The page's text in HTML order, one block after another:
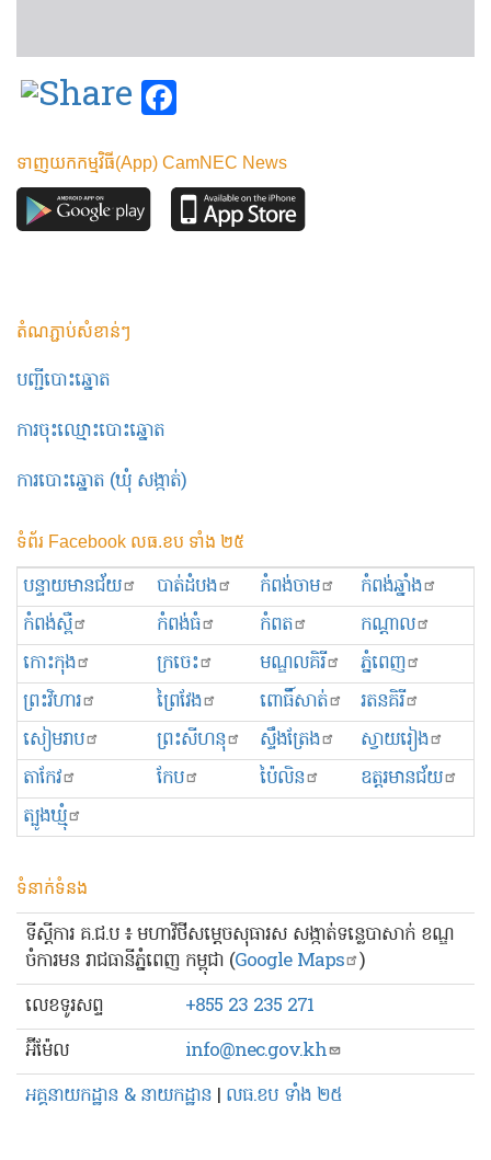
ទាញយកកម្មវិធី(App) CamNEC News
តំណភ្ជាប់សំខាន់ៗ
បញ្ជីបោះឆ្នោត
ការចុះឈ្មោះបោះឆ្នោត
ការបោះឆ្នោត (ឃុំ សង្កាត់)
ទំព័រ Facebook លធ.ខប ទាំង ២៥
បន្ទាយមានជ័យ បាត់ដំបង កំពង់ចាម
កំពង់ឆ្នាំង
កំពង់ស្ពឺ
កំពង់ធំ កំពត
កណ្ដាល
កោះកុង
ក្រចេះ មណ្ឌលគិរី
ភ្នំពេញ
ព្រះ​វិហារ
ព្រៃវែង ពោធិ៍សាត់
រតនគិរី
សៀមរាប
ព្រះសីហនុ ស្ទឹងត្រែង
ស្វាយរៀង
តាកែវ
កែប ប៉ៃលិន
ឧត្ដរមានជ័យ
ត្បូងឃ្មុំ
ទំនាក់ទំនង
ទីស្ដីការ គ.ជ.ប ៖ មហាវិថីសម្ដេចសុធារស សង្កាត់ទន្លេបាសាក់ ខណ្ឌ
ចំការមន រាជធានីភ្នំពេញ កម្ពុជា (Google Maps )
លេខ​ទូរសព្ទ
+855 23 235 271
អ៊ីម៉ែល
info@nec.gov.kh
អគ្គនាយកដ្ឋាន & នាយកដ្ឋាន | លធ.ខប ទាំង ២៥